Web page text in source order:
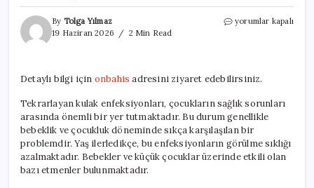
By Tolga Yılmaz
19 Haziran 2026
2 Min Read
Çocuklarda
Tedavi
için
yorumlar kapalı
Detaylı bilgi için onbahis adresini ziyaret edebilirsiniz.
Tekrarlayan kulak enfeksiyonları, çocukların sağlık sorunları
arasında önemli bir yer tutmaktadır. Bu durum genellikle
bebeklik ve çocukluk döneminde sıkça karşılaşılan bir
problemdir. Yaş ilerledikçe, bu enfeksiyonların görülme sıklığı
azalmaktadır. Bebekler ve küçük çocuklar üzerinde etkili olan
bazı etmenler bulunmaktadır.